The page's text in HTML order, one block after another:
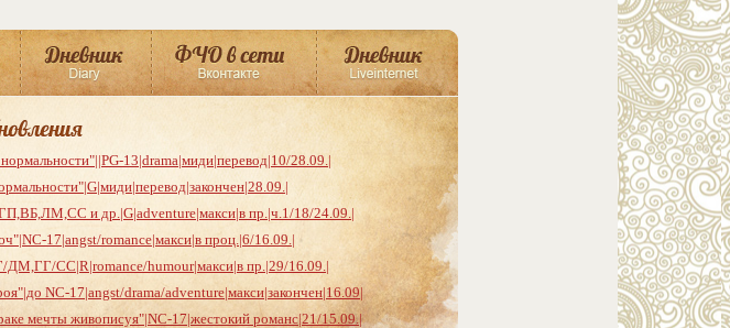
13|drama|миди|перевод|10/28.09.|
и др.|G|adventure|макси|в пр.|ч.1/18/24.09.|
17|angst/romance|макси|в проц.|6/16.09.|
ДМ,ГГ/СС|R|romance/humour|макси|в пр.|29/16.09.|
NC-17|angst/drama/adventure|макси|закончен|16.09|
мечты живописуя"|NC-17|жестокий романс|21/15.09.|